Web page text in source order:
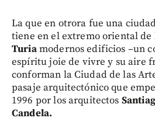
La que en otrora fue una
tiene en el extremo oriental
Turiamodernos edificios –un
espíritu joie de vivre y su aire
conforman la Ciudad de las
pasaje arquitectónico que
1996 por los arquitectos
Candela.